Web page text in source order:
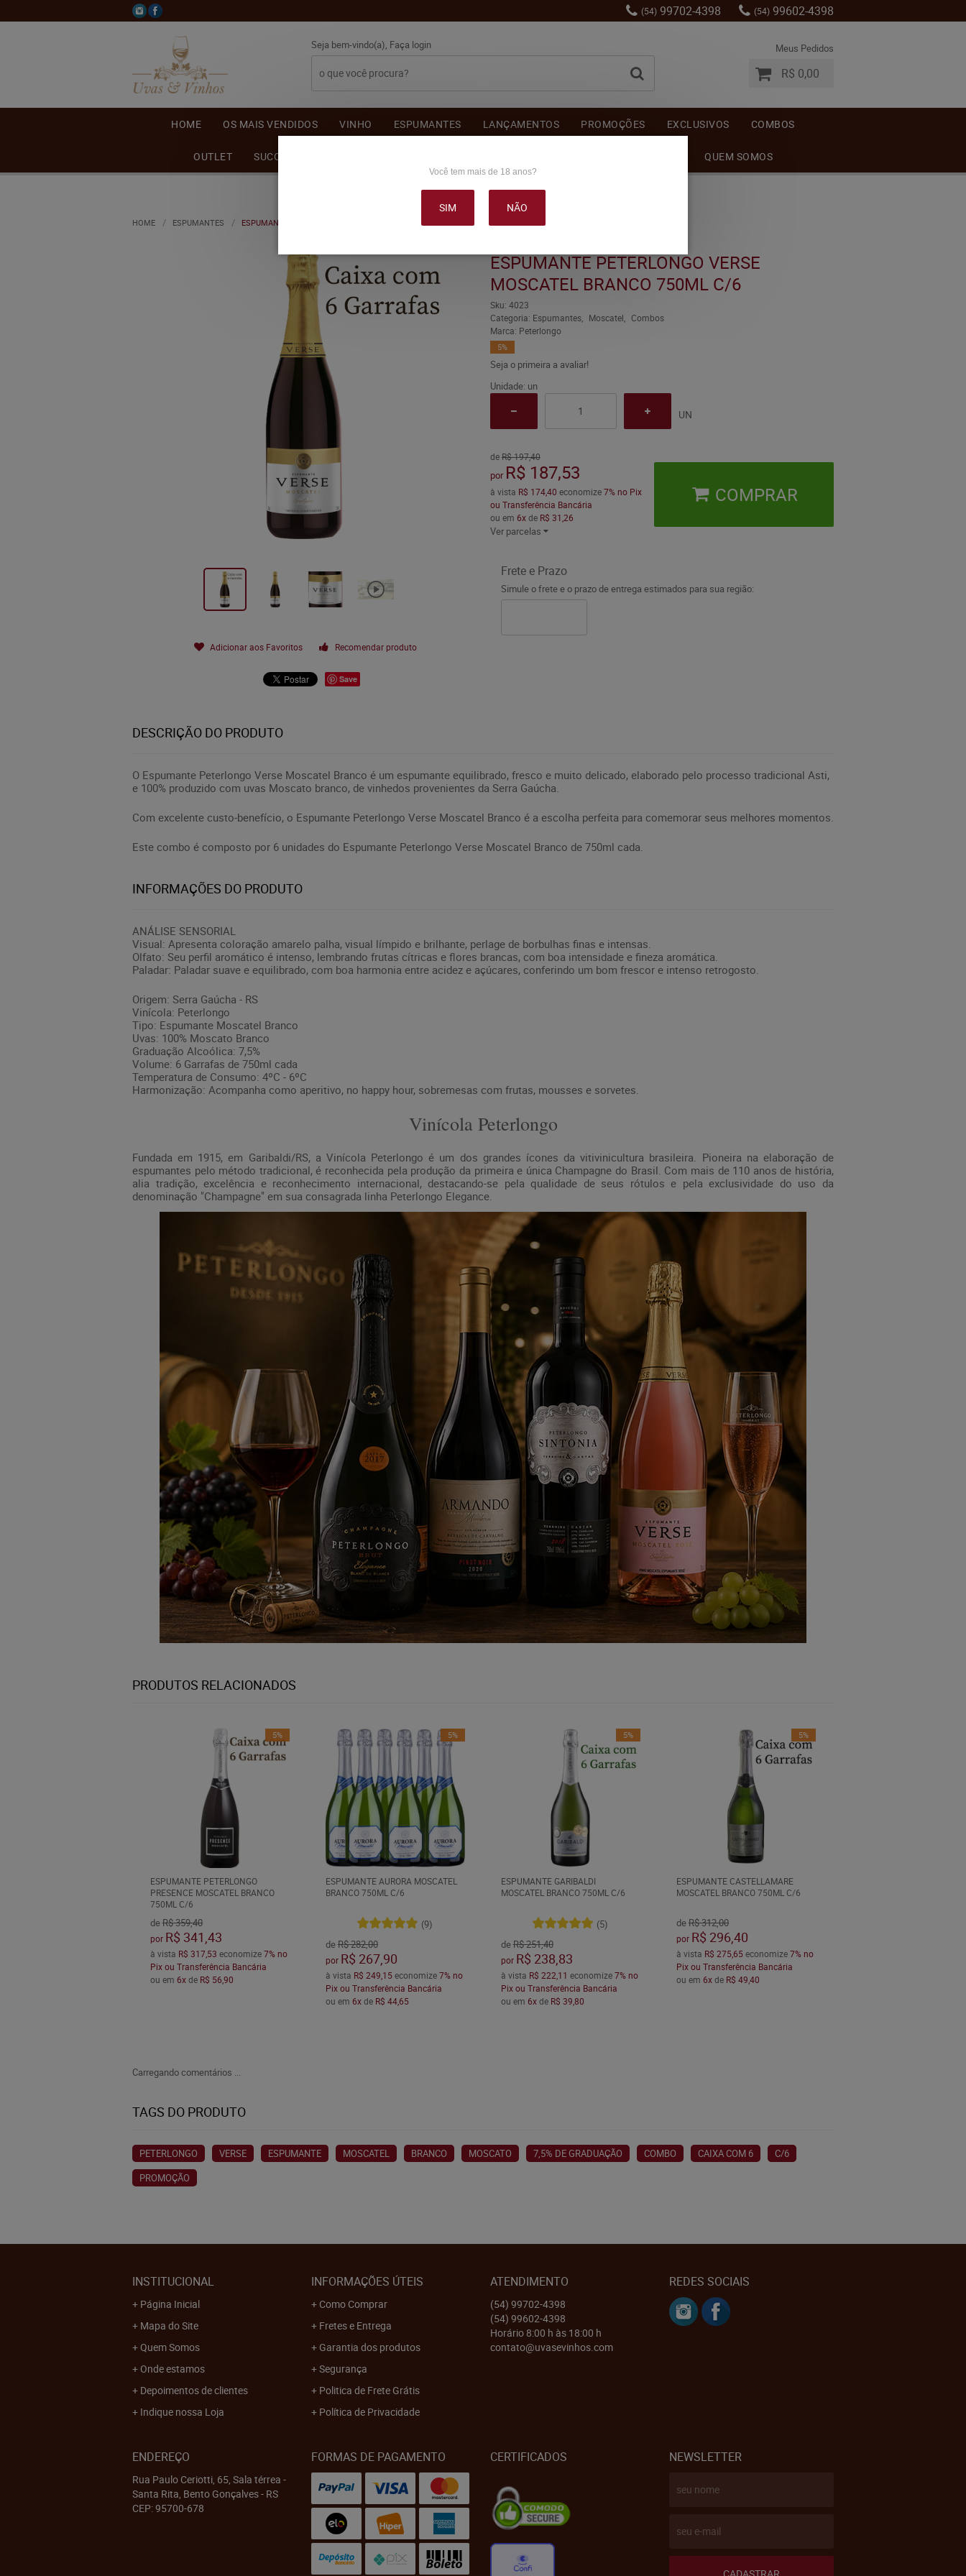
(54) 99702-4398 (54) 99602-4398
Seja bem-vindo(a), Faça login Meus Pedidos
R$ 0,00
HOME OS MAIS VENDIDOS VINHO ESPUMANTES LANÇAMENTOS PROMOÇÕES EXCLUSIVOS COMBOS
OUTLET SUCO DE UVA QUEM SOMOS
HOME ESPUMANTES ESPUMANTE PETERLONGO VERSE MOSCATEL BRANCO 750ML C/6
Adicionar aos Favoritos Recomendar produto
Save
ESPUMANTE PETERLONGO VERSE
MOSCATEL BRANCO 750ML C/6
Sku: 4023
Categoria: Espumantes Moscatel
Combos
Marca: Peterlongo
5%
Seja o primeira a avaliar!
Unidade: un
UN
de R$ 197,40
por R$ 187,53
à vista R$ 174,40 economize7% no Pix
ou Transferência Bancária
ou em 6xde R$ 31,26
Ver parcelas
COMPRAR
Frete e Prazo
Simule o frete e o prazo de entrega estimados para sua região:
DESCRIÇÃO DO PRODUTO
O Espumante Peterlongo Verse Moscatel Branco é um espumante equilibrado, fresco e muito delicado, elaborado pelo processo tradicional Asti,
e 100% produzido com uvas Moscato branco, de vinhedos provenientes da Serra Gaúcha.
Com excelente custo-benefício, o Espumante Peterlongo Verse Moscatel Branco é a escolha perfeita para comemorar seus melhores momentos.
Este combo é composto por 6 unidades do Espumante Peterlongo Verse Moscatel Branco de 750ml cada.
INFORMAÇÕES DO PRODUTO
ANÁLISE SENSORIAL
Visual: Apresenta coloração amarelo palha, visual límpido e brilhante, perlage de borbulhas finas e intensas.
Olfato: Seu perfil aromático é intenso, lembrando frutas cítricas e flores brancas, com boa intensidade e fineza aromática.
Paladar: Paladar suave e equilibrado, com boa harmonia entre acidez e açúcares, conferindo um bom frescor e intenso retrogosto.
Origem: Serra Gaúcha - RS
Vinícola: Peterlongo
Tipo: Espumante Moscatel Branco
Uvas: 100% Moscato Branco
Graduação Alcoólica: 7,5%
Volume: 6 Garrafas de 750ml cada
Temperatura de Consumo: 4ºC - 6ºC
Harmonização: Acompanha como aperitivo, no happy hour, sobremesas com frutas, mousses e sorvetes.
Vinícola Peterlongo
Fundada em 1915, em Garibaldi/RS, a Vinícola Peterlongo é um dos grandes ícones da vitivinicultura brasileira. Pioneira na elaboração de
espumantes pelo método tradicional, é reconhecida pela produção da primeira e única Champagne do Brasil. Com mais de 110 anos de história,
alia tradição, excelência e reconhecimento internacional, destacando-se pela qualidade de seus rótulos e pela exclusividade do uso da
denominação "Champagne" em sua consagrada linha Peterlongo Elegance.
PRODUTOS RELACIONADOS
5%
ESPUMANTE PETERLONGO
PRESENCE MOSCATEL BRANCO
750ML C/6
deR$ 359,40
por R$ 341,43
à vista R$ 317,53 economize7% no
Pix ou Transferência Bancária
ou em 6xde R$ 56,90
5%
ESPUMANTE AURORA MOSCATEL
BRANCO 750ML C/6
(9)
deR$ 282,00
por R$ 267,90
à vista R$ 249,15economize7% no
Pix ou Transferência Bancária
ou em 6xde R$ 44,65
5%
ESPUMANTE GARIBALDI
MOSCATEL BRANCO 750ML C/6
(5)
deR$ 251,40
por R$ 238,83
à vista R$ 222,11 economize7% no
Pix ou Transferência Bancária
ou em 6xde R$ 39,80
5%
ESPUMANTE CASTELLAMARE
MOSCATEL BRANCO 750ML C/6
deR$ 312,00
por R$ 296,40
à vista R$ 275,65economize7% no
Pix ou Transferência Bancária
ou em 6xde R$ 49,40
Carregando comentários ...
TAGS DO PRODUTO
PETERLONGO VERSE ESPUMANTE MOSCATEL BRANCO MOSCATO 7,5% DE GRADUAÇÃO COMBO CAIXA COM 6
C/6
PROMOÇÃO
INSTITUCIONAL
Página Inicial
Mapa do Site
Quem Somos
Onde estamos
Depoimentos de clientes
Indique nossa Loja
INFORMAÇÕES ÚTEIS
Como Comprar
Fretes e Entrega
Garantia dos produtos
Segurança
Politica de Frete Grátis
Política de Privacidade
ATENDIMENTO
(54) 99702-4398
(54) 99602-4398
Horário 8:00 h às 18:00 h
contato@uvasevinhos.com
REDES SOCIAIS
ENDEREÇO
Rua Paulo Ceriotti, 65, Sala térrea -
Santa Rita, Bento Gonçalves- RS
CEP: 95700-678
FORMAS DE PAGAMENTO CERTIFICADOS NEWSLETTER
Você tem mais de 18 anos?
SIM NÃO